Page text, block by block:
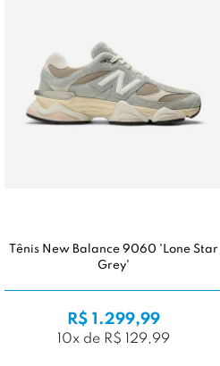
Tênis New Balance 9060 'Lone Star
Grey'
R$ 1.299,99
10x de R$ 129,99